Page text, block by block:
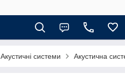
Акустичні системи Акустична